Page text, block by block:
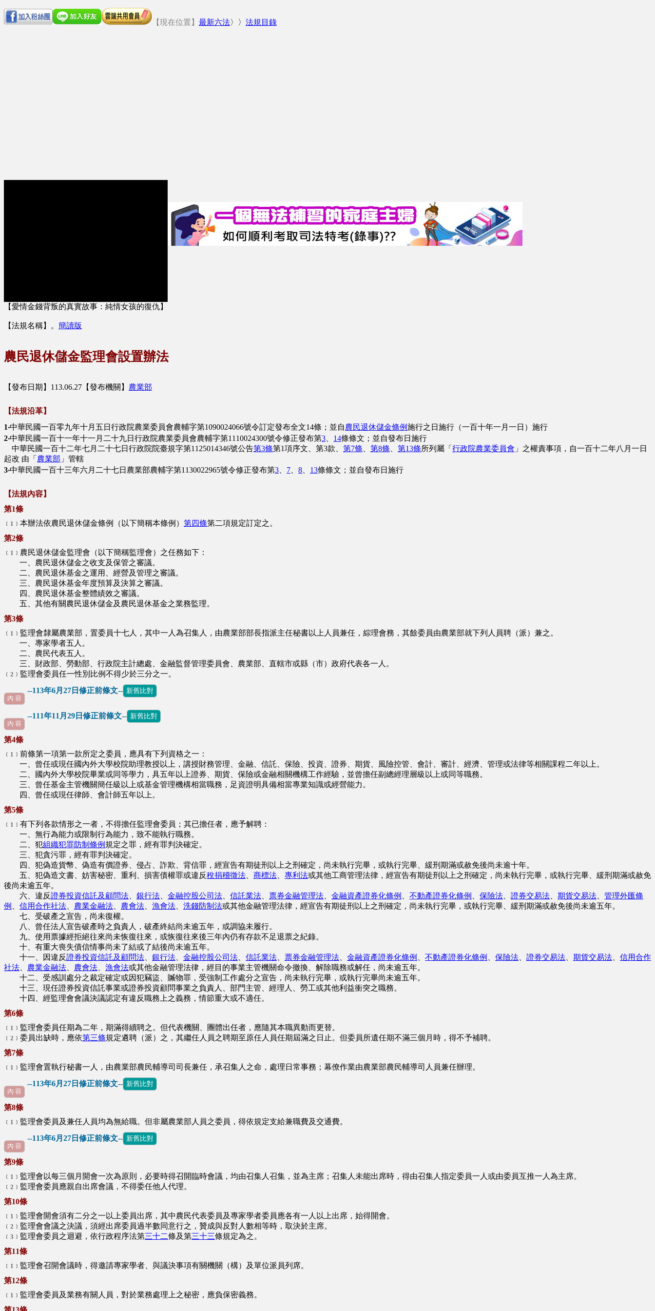
【現在位置】 最新六法〉〉 法規目錄
【愛情金錢背叛的真實故事：純情女孩的復仇】
【法規名稱】 。 簡讀版
農民退休儲金監理會設置辦法
【發布日期】113.06.27【發布機關】 農業部
【法規沿革】
1‧中華民國一百零九年十月五日行政院農業委員會農輔字第1090024066號令訂定發布全文14條；並自農民退休儲金條例施行之日施行（一百十年一月一日）施行
2‧中華民國一百十一年十一月二十九日行政院農業委員會農輔字第1110024300號令修正發布第3 14條條文；並自發布日施行
中華民國一百十二年七月二十七日行政院院臺規字第1125014346號公告第3條第1項序文、第3款、 第7條 第8條 第13條所列屬「 行政院農業委員會 」之權責事項，自一百十二年八月一日
起改 由「 農業部 」管轄
3‧中華民國一百十三年六月二十七日農業部農輔字第1130022965號令修正發布第3 7 8 13條條文；並自發布日施行
【法規內容】
第1條
﹝1﹞ 本辦法依農民退休儲金條例（以下簡稱本條例） 第四條第二項規定訂定之。
第2條
﹝1﹞ 農民退休儲金監理會（以下簡稱監理會）之任務如下：
一、農民退休儲金之收支及保管之審議。
二、農民退休基金之運用、經營及管理之審議。
三、農民退休基金年度預算及決算之審議。
四、農民退休基金整體績效之審議。
五、其他有關農民退休儲金及農民退休基金之業務監理。
第3條
﹝1﹞ 監理會隸屬農業部，置委員十七人，其中一人為召集人，由農業部部長指派主任秘書以上人員兼任，綜理會務，其餘委員由農業部就下列人員聘（派）兼之。
一、專家學者五人。
二、農民代表五人。
三、財政部、勞動部、行政院主計總處、金融監督管理委員會、農業部、直轄市或縣（市）政府代表各一人。
﹝2﹞ 監理會委員任一性別比例不得少於三分之一。
--113年6月27日修正前條文-- 新舊比對
內 容
--111年11月29日修正前條文-- 新舊比對
內 容
第4條
﹝1﹞ 前條第一項第一款所定之委員，應具有下列資格之一：
一、曾任或現任國內外大學校院助理教授以上，講授財務管理、金融、信託、保險、投資、證券、期貨、風險控管、會計、審計、經濟、管理或法律等相關課程二年以上。
二、國內外大學校院畢業或同等學力，具五年以上證券、期貨、保險或金融相關機構工作經驗，並曾擔任副總經理層級以上或同等職務。
三、曾任基金主管機關簡任級以上或基金管理機構相當職務，足資證明具備相當專業知識或經營能力。
四、曾任或現任律師、會計師五年以上。
第5條
﹝1﹞ 有下列各款情形之一者，不得擔任監理會委員；其已擔任者，應予解聘：
一、無行為能力或限制行為能力，致不能執行職務。
二、犯組織犯罪防制條例 規定之罪，經有罪判決確定。
三、犯貪污罪，經有罪判決確定。
四、犯偽造貨幣、偽造有價證券、侵占、詐欺、背信罪，經宣告有期徒刑以上之刑確定，尚未執行完畢，或執行完畢、緩刑期滿或赦免後尚未逾十年。
五、犯偽造文書、妨害秘密、重利、損害債權罪或違反稅捐稽徵法 商標法 專利法或其他工商管理法律，經宣告有期徒刑以上之刑確定，尚未執行完畢，或執行完畢、緩刑期滿或赦免
後尚未逾五年。
六、違反證券投資信託及顧問法 銀行法 金融控股公司法 信託業法 票券金融管理法 金融資產證券化條例 不動產證券化條例 保險法 證券交易法 期貨交易法
管理外匯條
例
信用合作社法 農業金融法 農會法 漁會法 洗錢防制法或其他金融管理法律，經宣告有期徒刑以上之刑確定，尚未執行完畢，或執行完畢、緩刑期滿或赦免後尚未逾五年。
七、受破產之宣告，尚未復權。
八、曾任法人宣告破產時之負責人，破產終結尚未逾五年，或調協未履行。
九、使用票據經拒絕往來尚未恢復往來，或恢復往來後三年內仍有存款不足退票之紀錄。
十、有重大喪失債信情事尚未了結或了結後尚未逾五年。
十一、因違反證券投資信託及顧問法 銀行法 金融控股公司法 信託業法 票券金融管理法 金融資產證券化條例 不動產證券化條例 保險法 證券交易法 期貨交易法
信用合作
社法
農業金融法 農會法 漁會法或其他金融管理法律，經目的事業主管機關命令撤換、解除職務或解任，尚未逾五年。
十二、受感訓處分之裁定確定或因犯竊盜、贓物罪，受強制工作處分之宣告，尚未執行完畢，或執行完畢尚未逾五年。
十三、現任證券投資信託事業或證券投資顧問事業之負責人、部門主管、經理人、勞工或其他利益衝突之職務。
十四、經監理會會議決議認定有違反職務上之義務，情節重大或不適任。
第6條
﹝1﹞ 監理會委員任期為二年，期滿得續聘之。但代表機關、團體出任者，應隨其本職異動而更替。
﹝2﹞ 委員出缺時，應依第三條規定遴聘（派）之，其繼任人員之聘期至原任人員任期屆滿之日止。但委員所遺任期不滿三個月時，得不予補聘。
第7條
﹝1﹞ 監理會置執行秘書一人，由農業部農民輔導司司長兼任，承召集人之命，處理日常事務；幕僚作業由農業部農民輔導司人員兼任辦理。
--113年6月27日修正前條文-- 新舊比對
內 容
第8條
﹝1﹞ 監理會委員及兼任人員均為無給職。但非屬農業部人員之委員，得依規定支給兼職費及交通費。
--113年6月27日修正前條文-- 新舊比對
內 容
第9條
﹝1﹞ 監理會以每三個月開會一次為原則，必要時得召開臨時會議，均由召集人召集，並為主席；召集人未能出席時，得由召集人指定委員一人或由委員互推一人為主席。
﹝2﹞ 監理會委員應親自出席會議，不得委任他人代理。
第10條
﹝1﹞ 監理會開會須有二分之一以上委員出席，其中農民代表委員及專家學者委員應各有一人以上出席，始得開會。
﹝2﹞ 監理會會議之決議，須經出席委員過半數同意行之，贊成與反對人數相等時，取決於主席。
﹝3﹞ 監理會委員之迴避，依行政程序法第三十二條及第三十三條規定為之。
第11條
﹝1﹞ 監理會召開會議時，得邀請專家學者、與議決事項有關機關（構）及單位派員列席。
第12條
﹝1﹞ 監理會委員及業務有關人員，對於業務處理上之秘密，應負保密義務。